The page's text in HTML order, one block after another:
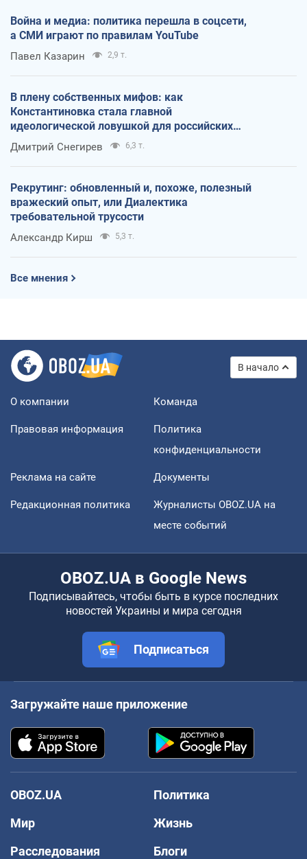
Война и медиа: политика перешла в соцсети,
а СМИ играют по правилам YouTube
Павел Казарин 2,9 т.
В плену собственных мифов: как
Константиновка стала главной
идеологической ловушкой для российских
оккупантов
Дмитрий Снегирев 6,3 т.
Рекрутинг: обновленный и, похоже, полезный
вражеский опыт, или Диалектика
требовательной трусости
Александр Кирш 5,3 т.
Все мнения
В начало
О компании Команда
Правовая информация
Политика
конфиденциальности
Реклама на сайте Документы
Редакционная политика
Журналисты OBOZ.UA на
месте событий
OBOZ.UA в Google News
Подписывайтесь, чтобы быть в курсе последних
новостей Украины и мира сегодня
Подписаться
Загружайте наше приложение
OBOZ.UA
Политика
Мир
Жизнь
Расследования
Блоги